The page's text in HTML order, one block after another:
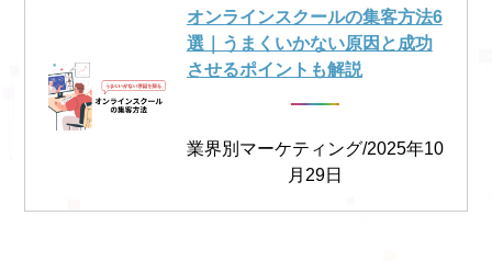
オンラインスクールの集客方法6
選｜うまくいかない原因と成功
させるポイントも解説
業界別マーケティング/2025年10
月29日